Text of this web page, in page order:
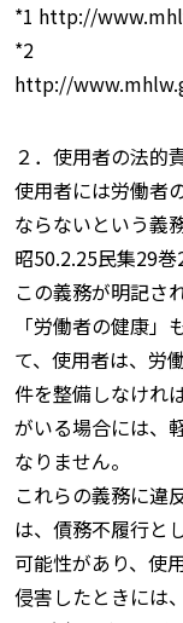
*1 http://
*2
http://
２．使用者の法的
使用者には労働者
ならないという義
昭50.2.25民集29
この義務が明記さ
「労働者の健康
て、使用者は、労
件を整備しなけれ
がいる場合には、
なりません。
これらの義務に違
は、債務不履行と
可能性があり、使
侵害したときには